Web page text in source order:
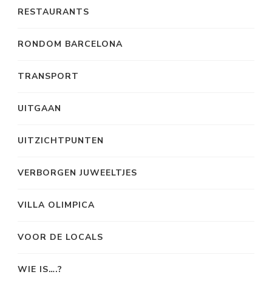
RESTAURANTS
RONDOM BARCELONA
TRANSPORT
UITGAAN
UITZICHTPUNTEN
VERBORGEN JUWEELTJES
VILLA OLIMPICA
VOOR DE LOCALS
WIE IS….?